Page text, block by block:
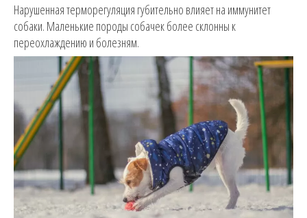
Нарушенная терморегуляция губительно влияет на иммунитет
собаки. Маленькие породы собачек более склонны к
переохлаждению и болезням.